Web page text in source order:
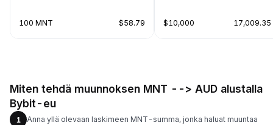
100 MNT $58.79 $10,000 17,009.35
Miten tehdä muunnoksen MNT --> AUD alustalla
Bybit-eu
1
Anna yllä olevaan laskimeen MNT-summa, jonka haluat muuntaa